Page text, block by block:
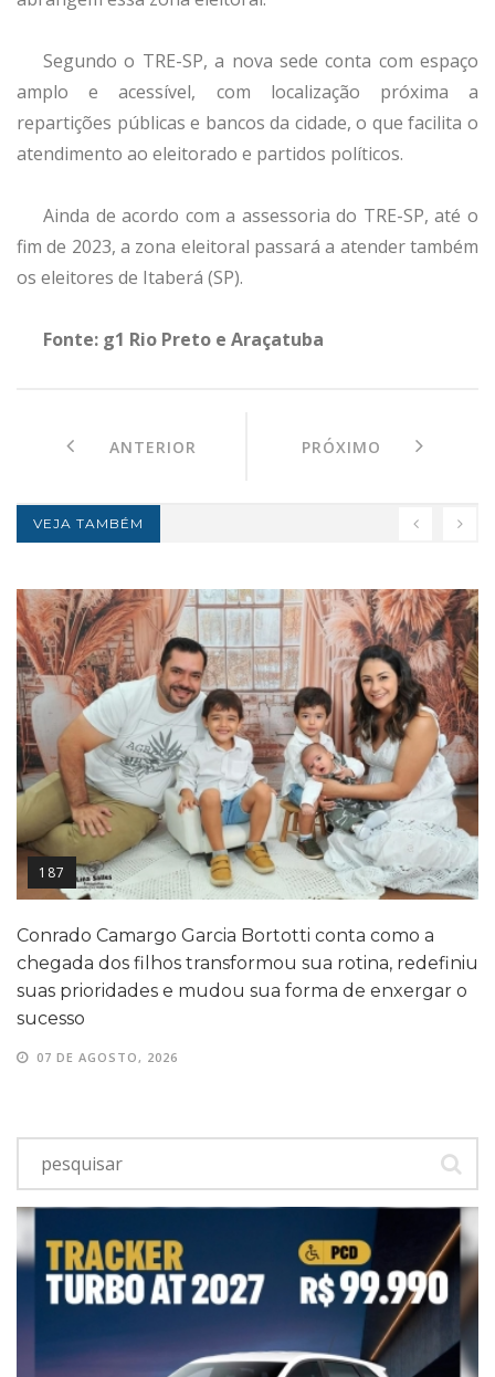
Segundo o TRE-SP, a nova sede conta com espaço
amplo e acessível, com localização próxima a
repartições públicas e bancos da cidade, o que facilita o
atendimento ao eleitorado e partidos políticos.
Ainda de acordo com a assessoria do TRE-SP, até o
fim de 2023, a zona eleitoral passará a atender também
os eleitores de Itaberá (SP).
Fonte: g1 Rio Preto e Araçatuba
ANTERIOR PRÓXIMO
VEJA TAMBÉM
187
Conrado Camargo Garcia Bortotti conta como a
chegada dos filhos transformou sua rotina, redefiniu
suas prioridades e mudou sua forma de enxergar o
sucesso
07 DE AGOSTO, 2026